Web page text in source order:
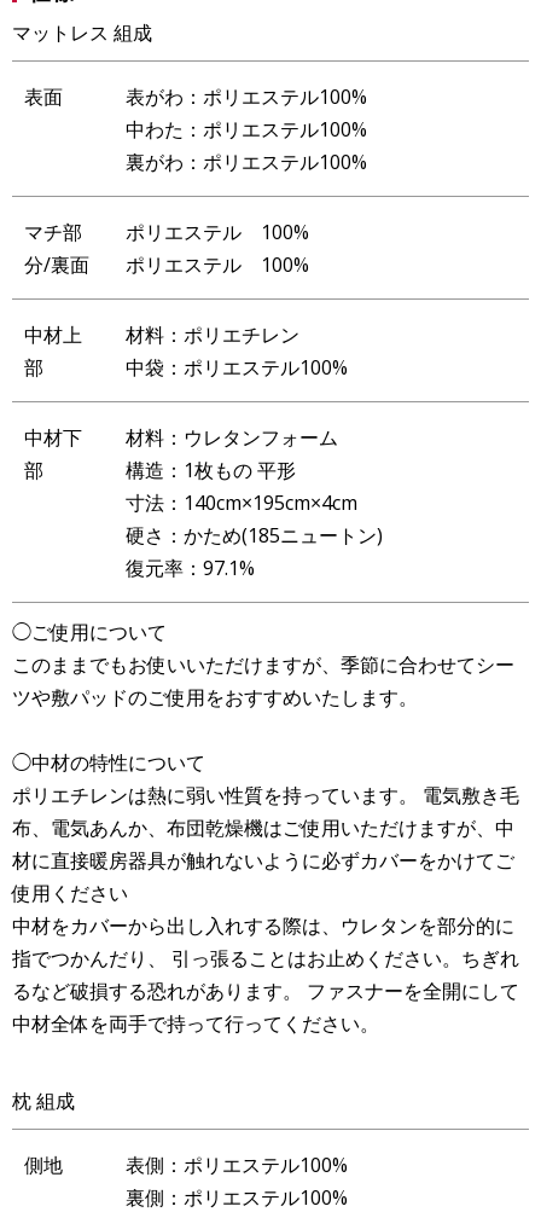
マットレス 組成
表面
表がわ：ポリエステル100%
中わた：ポリエステル100%
裏がわ：ポリエステル100%
マチ部
分/裏面
ポリエステル 100%
ポリエステル 100%
中材上
部
材料：ポリエチレン
中袋：ポリエステル100%
中材下
部
材料：ウレタンフォーム
構造：1枚もの 平形
寸法：140cm×195cm×4cm
硬さ：かため(185ニュートン)
復元率：97.1%
◯ご使用について
このままでもお使いいただけますが、季節に合わせてシー
ツや敷パッドのご使用をおすすめいたします。
◯中材の特性について
ポリエチレンは熱に弱い性質を持っています。 電気敷き毛
布、電気あんか、布団乾燥機はご使用いただけますが、中
材に直接暖房器具が触れないように必ずカバーをかけてご
使用ください
中材をカバーから出し入れする際は、ウレタンを部分的に
指でつかんだり、 引っ張ることはお止めください。ちぎれ
るなど破損する恐れがあります。 ファスナーを全開にして
中材全体を両手で持って行ってください。
枕 組成
側地
表側：ポリエステル100%
裏側：ポリエステル100%